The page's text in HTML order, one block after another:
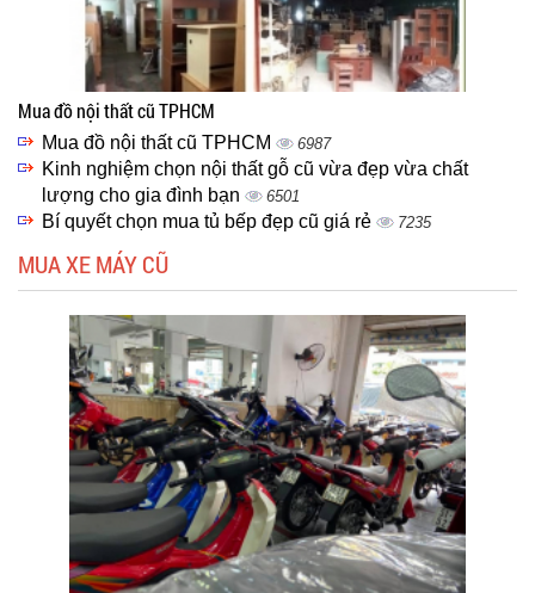
Mua đồ nội thất cũ TPHCM
Mua đồ nội thất cũ TPHCM 6987
Kinh nghiệm chọn nội thất gỗ cũ vừa đẹp vừa chất
lượng cho gia đình bạn
6501
Bí quyết chọn mua tủ bếp đẹp cũ giá rẻ 7235
MUA XE MÁY CŨ